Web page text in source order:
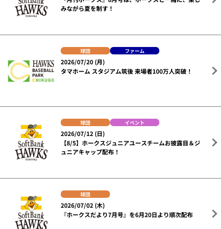
みながら夏を制す！
球団 ファーム
2026/07/20 (月)
タマホーム スタジアム筑後 来場者100万人突破！
球団 イベント
2026/07/12 (日)
【8/5】ホークスジュニアユースチームお披露目＆ジ
ュニアキャップ配布！
球団
2026/07/02 (木)
『ホークスだより7月号』を6月20日より順次配布